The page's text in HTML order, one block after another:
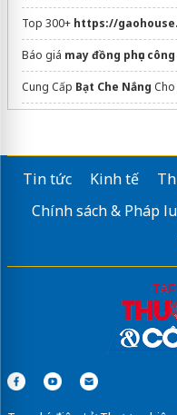
Top 300+ https://
Báo giá may đồng phục
Cung Cấp Bạt Che Nắng
Đồ chơiLego Duplochính
ảnh man cityhttps://
cở sở làm đồng phục thể
KENKO
Viplike tiktok - gói tháng
Sửa máy rửa bát bosch
Tin tức Kinh tế
Chính sách & Pháp